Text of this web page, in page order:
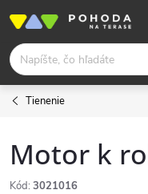
obsah
Tienenie
Motor k
Kód: 3021016